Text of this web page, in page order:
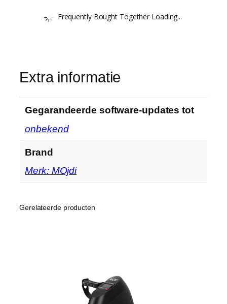
Frequently Bought Together Loading...
Extra informatie
Gegarandeerde software-updates tot
‎onbekend
Brand
Merk: MOjdi
Gerelateerde producten